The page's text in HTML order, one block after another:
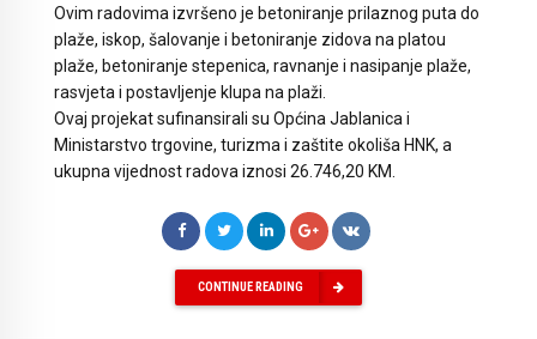
Ovim radovima izvršeno je betoniranje prilaznog puta do
plaže, iskop, šalovanje i betoniranje zidova na platou
plaže, betoniranje stepenica, ravnanje i nasipanje plaže,
rasvjeta i postavljenje klupa na plaži.
Ovaj projekat sufinansirali su Općina Jablanica i
Ministarstvo trgovine, turizma i zaštite okoliša HNK, a
ukupna vijednost radova iznosi 26.746,20 KM.
CONTINUE READING